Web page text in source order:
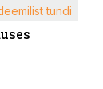
tundi